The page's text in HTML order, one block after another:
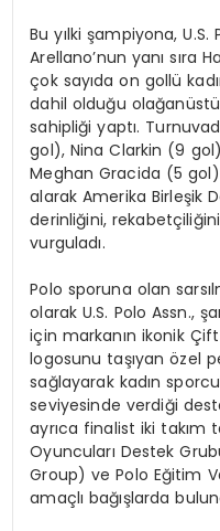
Bu yılki şampiyona, U.S.
Arellano’nun yanı sıra
çok sayıda on gollü
dahil olduğu
sahipliği yaptı.
gol), Nina Clarkin (9
Meghan Gracida (5
alarak Amerika Birleşik
derinliğini,
vurguladı.
Polo sporuna olan
olarak U.S. Polo Assn.,
için markanın ikonik
logosunu taşıyan özel
sağlayarak kadın
seviyesinde verdiği
ayrıca finalist iki takım
Oyuncuları Destek
Group) ve Polo Eğitim
amaçlı bağışlarda